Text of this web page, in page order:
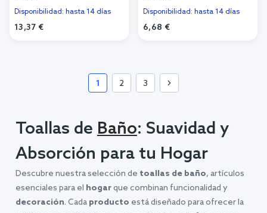
Disponibilidad: hasta 14 días
13,37 €
Disponibilidad: hasta 14 días
6,68 €
1 2 3
Toallas de Baño: Suavidad y
Absorción para tu Hogar
Descubre nuestra selección de toallas de baño, artículos
esenciales para el hogarque combinan funcionalidad y
decoración. Cada producto está diseñado para ofrecer la